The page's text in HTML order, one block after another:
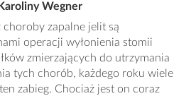
Wegner
choroby zapalne jelit są
operacji wyłonienia stomii
zmierzających do utrzymania
tych chorób, każdego roku wiele
zabieg. Chociaż jest on coraz